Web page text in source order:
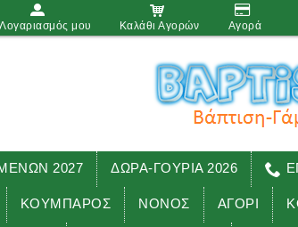
μου Καλάθι Αγορών Αγορά
2027 ΔΩΡΑ-ΓΟΥΡΙΑ 2026
ΚΟΥΜΠΑΡΟΣ ΝΟΝΟΣ ΑΓΟΡΙ